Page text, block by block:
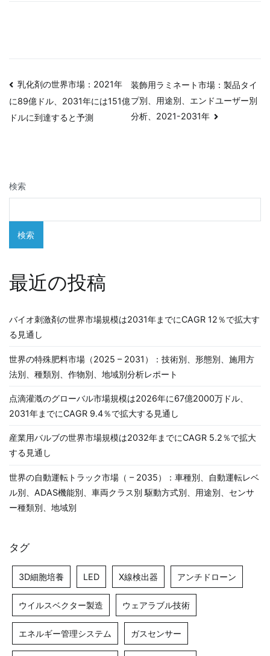
投
稿
ゲ
ー
シ
ン
乳化剤の世界市場：2021年
に89億ドル、2031年には151億
ドルに到達すると予測
装飾用ラミネート市場：製品タイ
プ別、用途別、エンドユーザー別
分析、2021-2031年
検索
検索
最近の投稿
バイオ刺激剤の世界市場規模は2031年までにCAGR 12％で拡大す
る見通し
世界の特殊肥料市場（2025 – 2031）：技術別、形態別、施用方
法別、種類別、作物別、地域別分析レポート
点滴灌漑のグローバル市場規模は2026年に67億2000万ドル、
2031年までにCAGR 9.4％で拡大する見通し
産業用バルブの世界市場規模は2032年までにCAGR 5.2％で拡大
する見通し
世界の自動運転トラック市場（ – 2035）：車種別、自動運転レベ
ル別、ADAS機能別、車両クラス別 駆動方式別、用途別、センサ
ー種類別、地域別
タグ
3D細胞培養 LED X線検出器 アンチドローン
ウイルスベクター製造 ウェアラブル技術
エネルギー管理システム ガスセンサー